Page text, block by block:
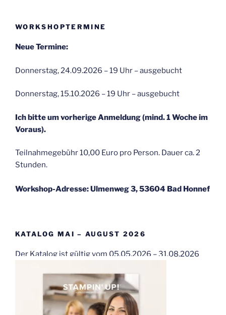
WORKSHOPTERMINE
Neue Termine:
Donnerstag, 24.09.2026 – 19 Uhr – ausgebucht
Donnerstag, 15.10.2026 – 19 Uhr – ausgebucht
Ich bitte um vorherige Anmeldung (mind. 1 Woche im
Voraus).
Teilnahmegebühr 10,00 Euro pro Person. Dauer ca. 2
Stunden.
Workshop-Adresse: Ulmenweg 3, 53604 Bad Honnef
KATALOG MAI – AUGUST 2026
Der Katalog ist gültig vom 05.05.2026 – 31.08.2026